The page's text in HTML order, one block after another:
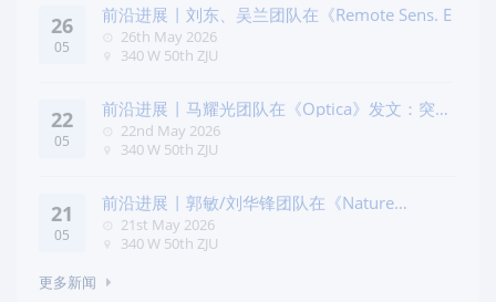
26
05
前沿进展 | 刘东、吴兰团队在《Remote Sens. E
26th May 2026
340 W 50th ZJU
22
05
前沿进展 | 马耀光团队在《Optica》发文：突破
几何相位
22nd May 2026
340 W 50th ZJU
21
05
前沿进展 | 郭敏/刘华锋团队在《Nature
Commun
21st May 2026
340 W 50th ZJU
更多新闻